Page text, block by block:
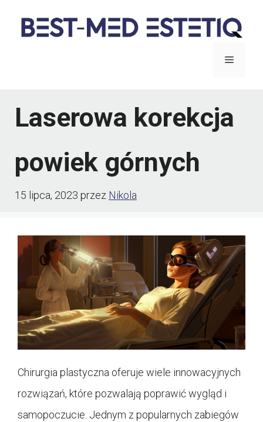
Menu
Laserowa korekcja
powiek górnych
15 lipca, 2023 przez Nikola
Chirurgia plastyczna oferuje wiele innowacyjnych
rozwiązań, które pozwalają poprawić wygląd i
samopoczucie. Jednym z popularnych zabiegów